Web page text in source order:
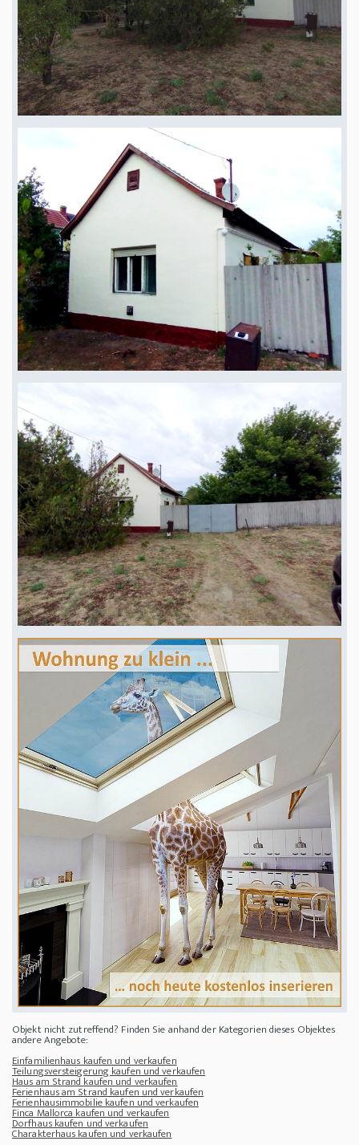
Objekt nicht zutreffend? Finden Sie anhand der Kategorien dieses Objektes
andere Angebote:
Einfamilienhaus kaufen und verkaufen
Teilungsversteigerung kaufen und verkaufen
Haus am Strand kaufen und verkaufen
Ferienhaus am Strand kaufen und verkaufen
Ferienhausimmobilie kaufen und verkaufen
Finca Mallorca kaufen und verkaufen
Dorfhaus kaufen und verkaufen
Charakterhaus kaufen und verkaufen